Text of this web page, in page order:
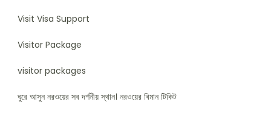
Visit Visa Support
Visitor Package
visitor packages
ঘুরে আসুন নরওয়ের সব দর্শনীয় স্থান। নরওয়ের বিমান টিকিট